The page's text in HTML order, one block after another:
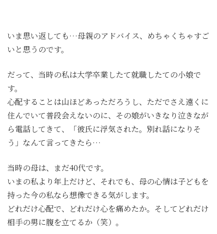
いま思い返しても…母親のアドバイス、めちゃくちゃすご
いと思うのです。
だって、当時の私は大学卒業したて就職したての小娘で
す。
心配することは山ほどあっただろうし、ただでさえ遠くに
住んでいて普段会えないのに、その娘がいきなり泣きなが
ら電話してきて、「彼氏に浮気された。別れ話になりそ
う」なんて言ってきたら…
当時の母は、まだ40代です。
いまの私より年上だけど、それでも、母の心情は子どもを
持った今の私なら想像できる気がします。
どれだけ心配で、どれだけ心を痛めたか。そしてどれだけ
相手の男に腹を立てるか（笑）。